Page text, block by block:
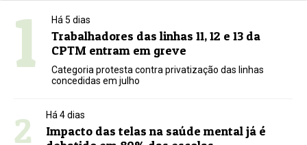
1 Há 5 dias
Trabalhadores das linhas 11, 12 e 13 da
CPTM entram em greve
Categoria protesta contra privatização das linhas
concedidas em julho
2 Há 4 dias
Impacto das telas na saúde mental já é